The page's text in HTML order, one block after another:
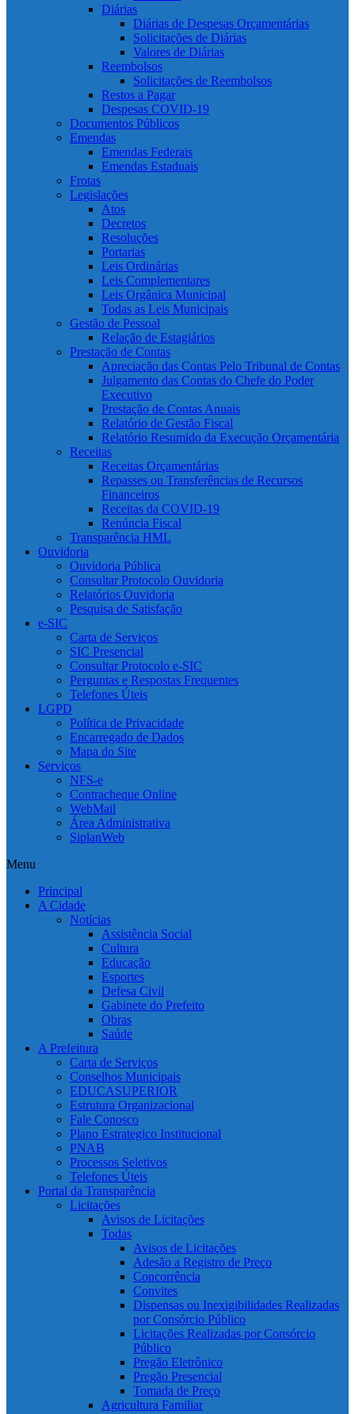
Diárias
Diárias de Despesas Orçamentárias
Solicitações de Diárias
Valores de Diárias
Reembolsos
Solicitações de Reembolsos
Restos a Pagar
Despesas COVID-19
Documentos Públicos
Emendas
Emendas Federais
Emendas Estaduais
Frotas
Legislações
Atos
Decretos
Resoluções
Portarias
Leis Ordinárias
Leis Complementares
Leis Orgânica Municipal
Todas as Leis Municipais
Gestão de Pessoal
Relação de Estagiários
Prestação de Contas
Apreciação das Contas Pelo Tribunal de Contas
Julgamento das Contas do Chefe do Poder
Executivo
Prestação de Contas Anuais
Relatório de Gestão Fiscal
Relatório Resumido da Execução Orçamentária
Receitas
Receitas Orçamentárias
Repasses ou Transferências de Recursos
Financeiros
Receitas da COVID-19
Renúncia Fiscal
Transparência HML
Ouvidoria
Ouvidoria Pública
Consultar Protocolo Ouvidoria
Relatórios Ouvidoria
Pesquisa de Satisfação
e-SIC
Carta de Serviços
SIC Presencial
Consultar Protocolo e-SIC
Perguntas e Respostas Frequentes
Telefones Úteis
LGPD
Política de Privacidade
Encarregado de Dados
Mapa do Site
Serviços
NFS-e
Contracheque Online
WebMail
Área Administrativa
SiplanWeb
Menu
Principal
A Cidade
Notícias
Assistência Social
Cultura
Educação
Esportes
Defesa Civil
Gabinete do Prefeito
Obras
Saúde
A Prefeitura
Carta de Serviços
Conselhos Municipais
EDUCASUPERIOR
Estrutura Organizacional
Fale Conosco
Plano Estrategico Institucional
PNAB
Processos Seletivos
Telefones Úteis
Portal da Transparência
Licitações
Avisos de Licitações
Todas
Avisos de Licitações
Adesão a Registro de Preço
Concorrência
Convites
Dispensas ou Inexigibilidades Realizadas
por Consórcio Público
Licitações Realizadas por Consórcio
Público
Pregão Eletrônico
Pregão Presencial
Tomada de Preço
Agricultura Familiar